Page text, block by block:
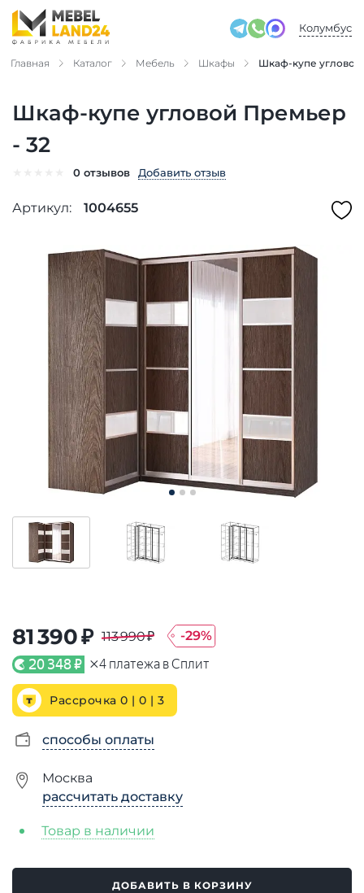
Колумбус
Главная Каталог Мебель Шкафы Шкаф-купе
Шкаф-купе угловой Премьер
- 32
0 отзывов Добавить отзыв
Артикул: 1004655
81 390 ₽ 113 990 ₽ -29%
20 348 ₽ ×4 платежа в Сплит
Рассрочка 0 | 0 | 3
способы оплаты
Москва
рассчитать доставку
Товар в наличии
ДОБАВИТЬ В КОРЗИНУ